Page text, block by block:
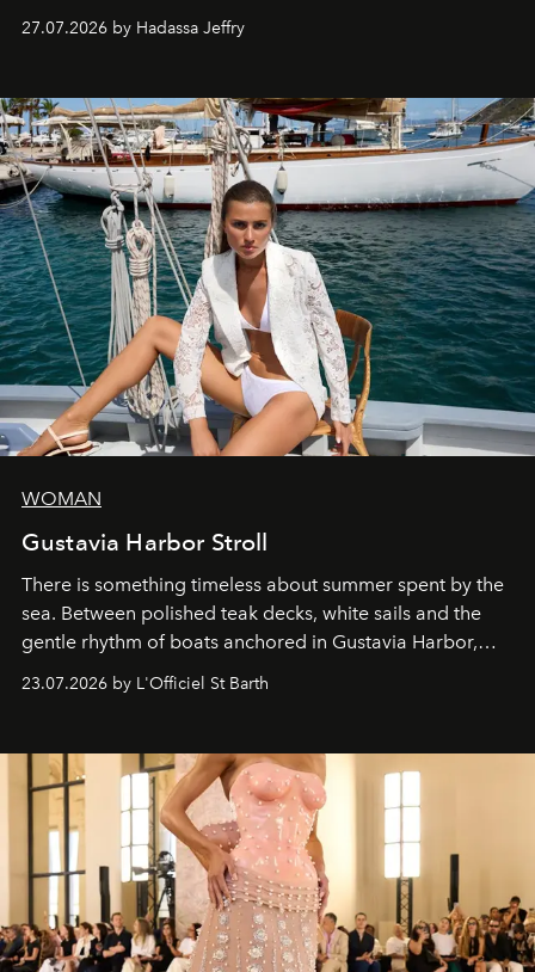
every creation.
27.07.2026 by Hadassa Jeffry
WOMAN
Gustavia Harbor Stroll
There is something timeless about summer spent by the
sea. Between polished teak decks, white sails and the
gentle rhythm of boats anchored in Gustavia Harbor,
cruise fashion finds its most natural expression.
23.07.2026 by L'Officiel St Barth